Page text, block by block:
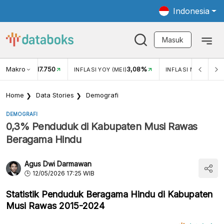
Indonesia
Masuk
Makro
USD/IDR 17.750 INFLASI YOY (MEI)3,08% INFLASI MOM (MEI)
Home Data Stories Demografi
DEMOGRAFI
0,3% Penduduk di Kabupaten Musi Rawas
Beragama Hindu
Agus Dwi Darmawan
12/05/2026 17:25 WIB
Statistik Penduduk Beragama Hindu di Kabupaten
Musi Rawas 2015-2024